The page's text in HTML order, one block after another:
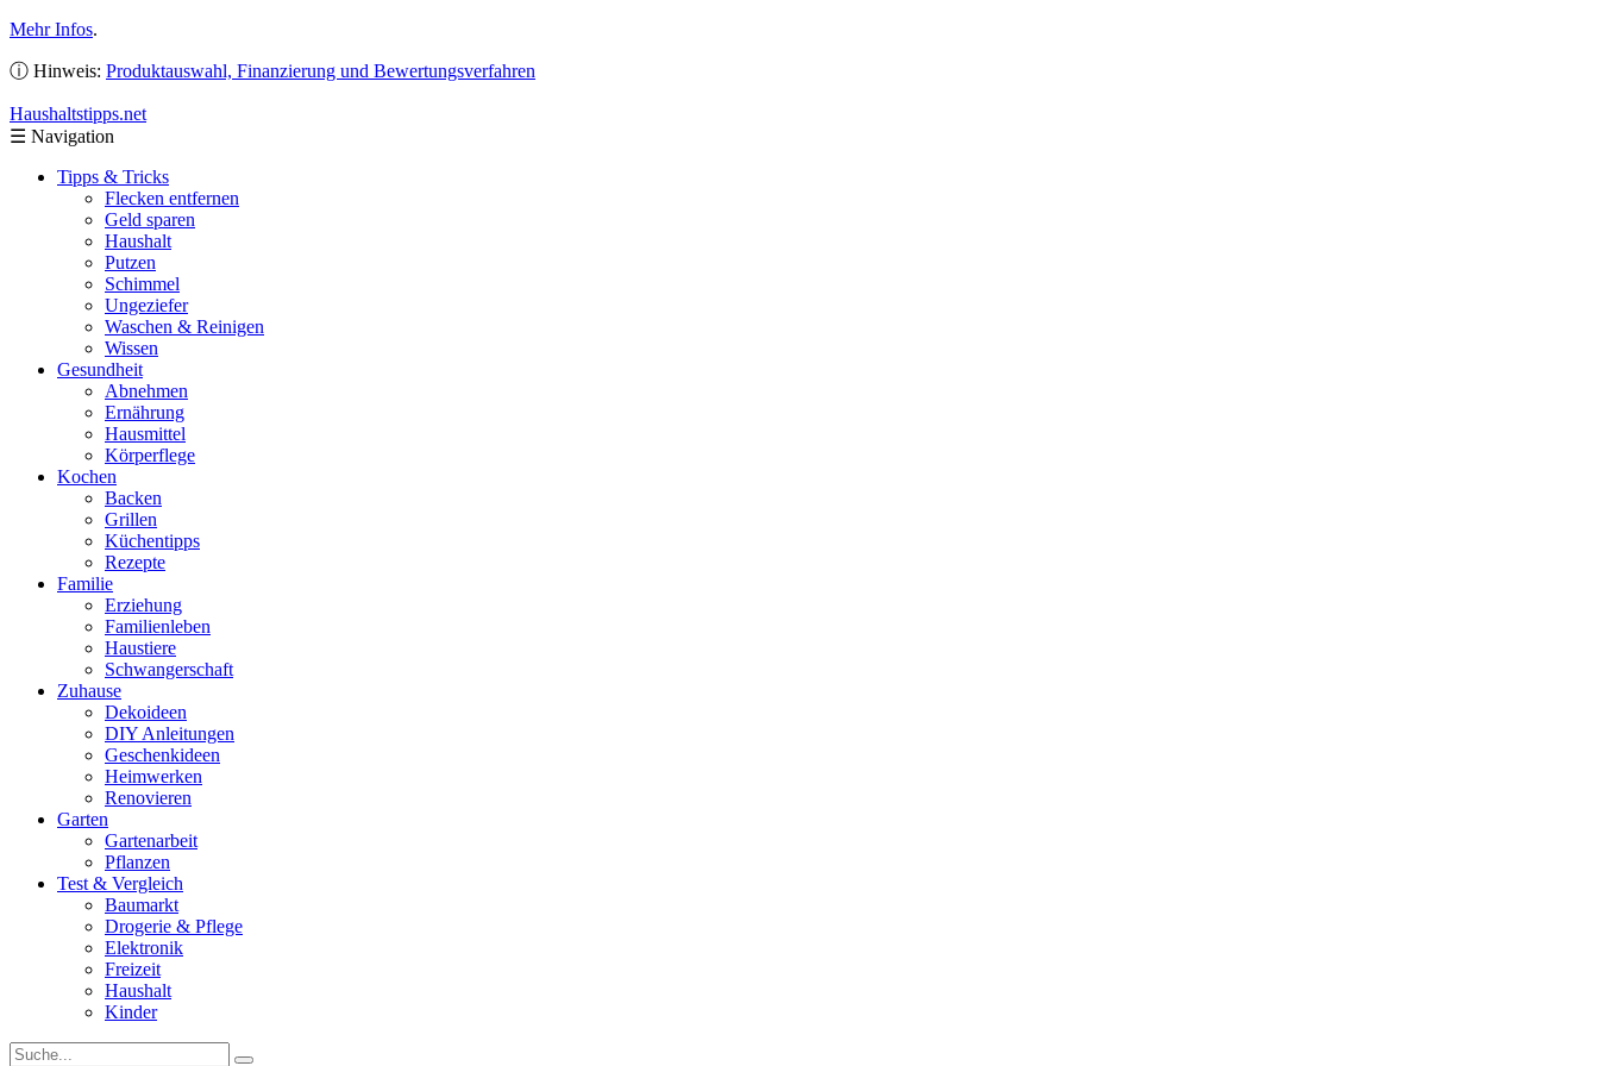
Mehr Infos.
ⓘ Hinweis: Produktauswahl, Finanzierung und Bewertungsverfahren
Haushaltstipps.net
☰ Navigation
Tipps & Tricks
Flecken entfernen
Geld sparen
Haushalt
Putzen
Schimmel
Ungeziefer
Waschen & Reinigen
Wissen
Gesundheit
Abnehmen
Ernährung
Hausmittel
Körperflege
Kochen
Backen
Grillen
Küchentipps
Rezepte
Familie
Erziehung
Familienleben
Haustiere
Schwangerschaft
Zuhause
Dekoideen
DIY Anleitungen
Geschenkideen
Heimwerken
Renovieren
Garten
Gartenarbeit
Pflanzen
Test & Vergleich
Baumarkt
Drogerie & Pflege
Elektronik
Freizeit
Haushalt
Kinder